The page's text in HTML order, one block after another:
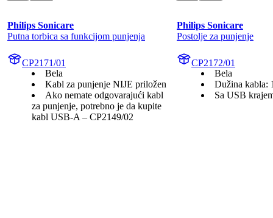
Philips Sonicare
Putna torbica sa funkcijom punjenja
CP2171/01
Bela
Kabl za punjenje NIJE priložen
Ako nemate odgovarajući kabl
za punjenje, potrebno je da kupite
kabl USB-A – CP2149/02
Philips Sonicare
Postolje za punjenje
CP2172/01
Bela
Dužina kabla:
Sa USB